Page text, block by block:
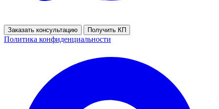
Заказать консультацию Получить КП
Политика конфиденциальности